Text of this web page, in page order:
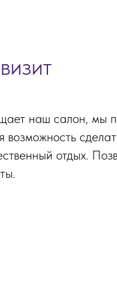
наш салон, мы
отдых.